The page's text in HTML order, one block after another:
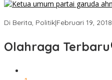
Di Berita, Politik|Februari 19, 2018
Olahraga Terbaru